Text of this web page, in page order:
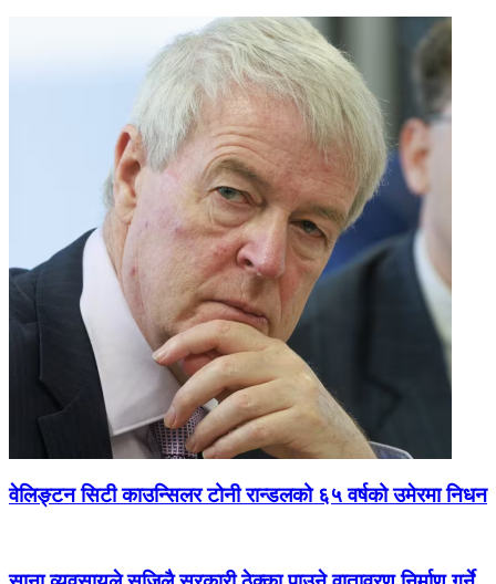
वेलिङ्टन सिटी काउन्सिलर टोनी रान्डलको ६५ वर्षको उमेरमा निधन